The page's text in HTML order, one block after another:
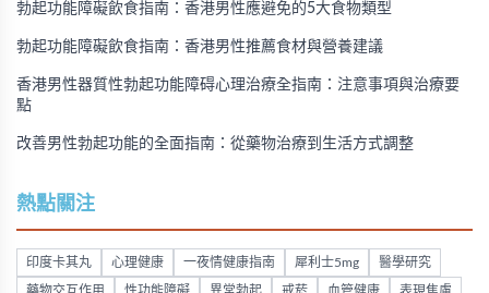
勃起功能障礙飲食指南：香港男性應避免的5大食物類型
勃起功能障礙飲食指南：香港男性推薦食材與營養建議
香港男性器質性勃起功能障碍心理治療全指南：注意事項與治療要
點
改善男性勃起功能的全面指南：從藥物治療到生活方式調整
熱點關注
印度卡其丸 心理健康 一夜情健康指南 犀利士5mg 醫學研究